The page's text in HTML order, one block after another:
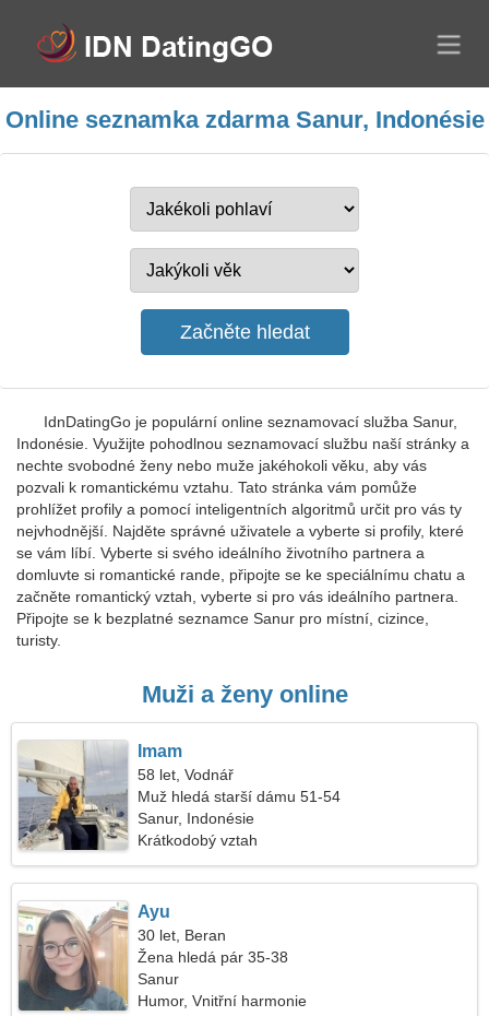
Online seznamka zdarma Sanur, Indonésie
IdnDatingGo je populární online seznamovací služba Sanur,
Indonésie. Využijte pohodlnou seznamovací službu naší stránky a
nechte svobodné ženy nebo muže jakéhokoli věku, aby vás
pozvali k romantickému vztahu. Tato stránka vám pomůže
prohlížet profily a pomocí inteligentních algoritmů určit pro vás ty
nejvhodnější. Najděte správné uživatele a vyberte si profily, které
se vám líbí. Vyberte si svého ideálního životního partnera a
domluvte si romantické rande, připojte se ke speciálnímu chatu a
začněte romantický vztah, vyberte si pro vás ideálního partnera.
Připojte se k bezplatné seznamce Sanur pro místní, cizince,
turisty.
Muži a ženy online
Imam
58 let, Vodnář
Muž hledá starší dámu 51-54
Sanur, Indonésie
Krátkodobý vztah
Ayu
30 let, Beran
Žena hledá pár 35-38
Sanur
Humor, Vnitřní harmonie